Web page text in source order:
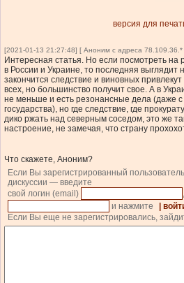
версия для
[2021-01-13 21:27:48] [ Аноним с адреса 78.109.36.*
Интересная статья. Но если посмотреть на
в России и Украине, то последняя
закончится следствие и виновных
всех, но большинство получит свое. А в
не меньше и есть резонансные дела (даже
государства), но где следствие, где
дико ржать над северным соседом, это же
настроение, не замечая, что страну
Что скажете, Аноним?
Если Вы зарегистрированный
дискуссии — введите
свой логин (email)
и нажмите
|
Если Вы еще не зарегистрировались,